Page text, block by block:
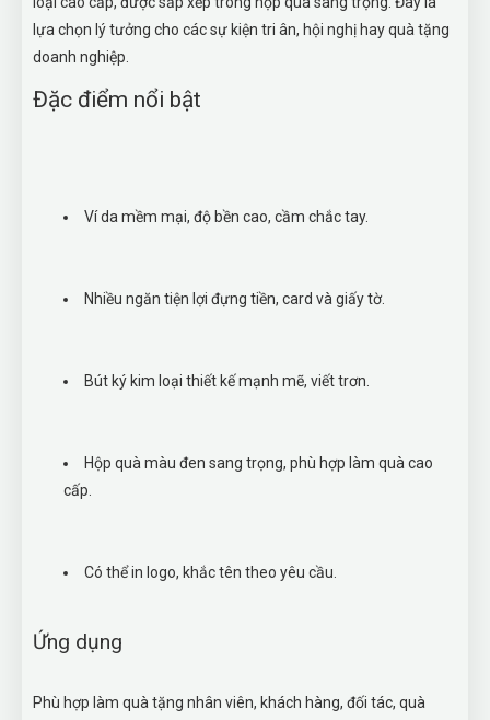
lựa chọn lý tưởng cho các sự kiện tri ân, hội nghị hay quà tặng
doanh nghiệp.
Đặc điểm nổi bật
Ví da mềm mại, độ bền cao, cầm chắc tay.
Nhiều ngăn tiện lợi đựng tiền, card và giấy tờ.
Bút ký kim loại thiết kế mạnh mẽ, viết trơn.
Hộp quà màu đen sang trọng, phù hợp làm quà cao
cấp.
Có thể in logo, khắc tên theo yêu cầu.
Ứng dụng
Phù hợp làm quà tặng nhân viên, khách hàng, đối tác, quà